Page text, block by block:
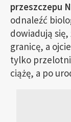
przeszczepu
odnaleźć
dowiadują się,
granicę, a
tylko
ciążę, a po